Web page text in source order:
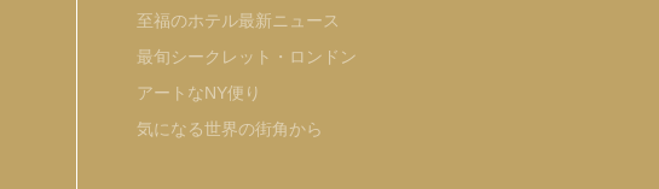
至福のホテル最新ニュース
最旬シークレット・ロンドン
アートなNY便り
気になる世界の街角から